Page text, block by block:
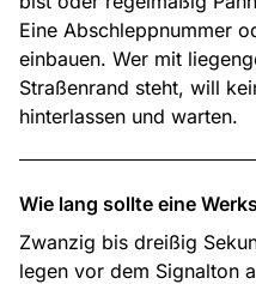
Eine Abschleppnummer
einbauen. Wer mit
Straßenrand steht, will
hinterlassen und warten.
Wie lang sollte eine
Zwanzig bis dreißig
legen vor dem Signalton